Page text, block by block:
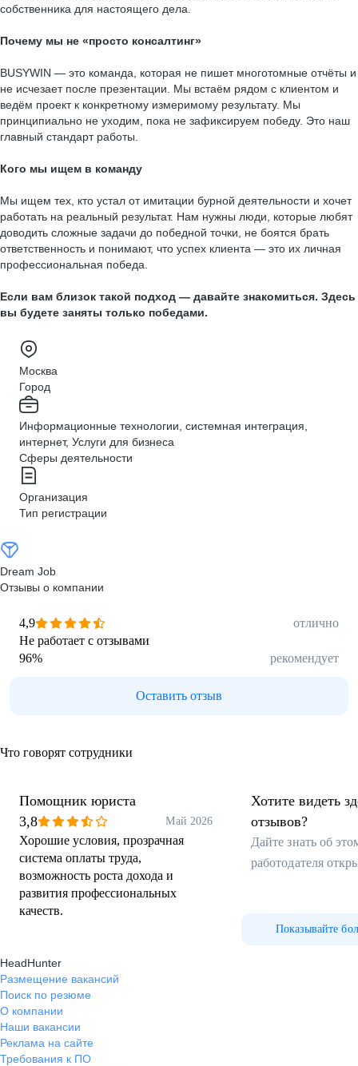
собственника для настоящего дела.
Почему мы не «просто консалтинг»
BUSYWIN — это команда, которая не пишет многотомные отчёты и
не исчезает после презентации. Мы встаём рядом с клиентом и
ведём проект к конкретному измеримому результату. Мы
принципиально не уходим, пока не зафиксируем победу. Это наш
главный стандарт работы.
Кого мы ищем в команду
Мы ищем тех, кто устал от имитации бурной деятельности и хочет
работать на реальный результат. Нам нужны люди, которые любят
доводить сложные задачи до победной точки, не боятся брать
ответственность и понимают, что успех клиента — это их личная
профессиональная победа.
Если вам близок такой подход — давайте знакомиться. Здесь
вы будете заняты только победами.
Москва
Город
Информационные технологии, системная интеграция,
интернет, Услуги для бизнеса
Сферы деятельности
Организация
Тип регистрации
Dream Job
Отзывы о компании
4,9
отлично
Не работает с отзывами
96% рекомендует
Оставить отзыв
Что говорят сотрудники
Помощник юриста
3,8
Май 2026
Хорошие условия, прозрачная
система оплаты труда,
возможность роста дохода и
развития профессиональных
качеств.
Хотите видеть
отзывов?
Дайте знать об
работодателя
Показывайте
HeadHunter
Размещение вакансий
Поиск по резюме
О компании
Наши вакансии
Реклама на сайте
Требования к ПО